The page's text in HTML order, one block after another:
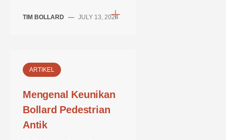
TIM BOLLARD — JULY 13, 2024
ARTIKEL
Mengenal Keunikan
Bollard Pedestrian
Antik